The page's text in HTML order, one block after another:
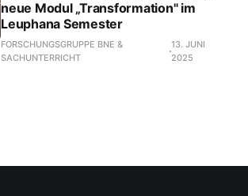
neue Modul „Transformation" im
Leuphana Semester
FORSCHUNGSGRUPPE BNE &
SACHUNTERRICHT
13. JUNI
2025